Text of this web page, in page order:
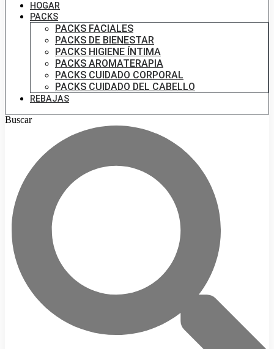
HOGAR
PACKS
PACKS FACIALES
PACKS DE BIENESTAR
PACKS HIGIENE ÍNTIMA
PACKS AROMATERAPIA
PACKS CUIDADO CORPORAL
PACKS CUIDADO DEL CABELLO
REBAJAS
Buscar